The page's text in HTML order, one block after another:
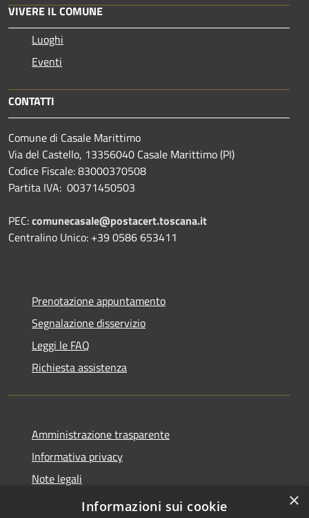
VIVERE IL COMUNE
Luoghi
Eventi
CONTATTI
Comune di Casale Marittimo
Via del Castello, 13356040 Casale Marittimo (PI)
Codice Fiscale: 83000370508
Partita IVA: 00371450503
PEC:comunecasale@postacert.toscana.it
Centralino Unico: +39 0586 653411
Prenotazione appuntamento
Segnalazione disservizio
Leggi le FAQ
Richiesta assistenza
Amministrazione trasparente
Informativa privacy
Note legali
Dichiarazione di accessibilità
×
Informazioni sui cookie